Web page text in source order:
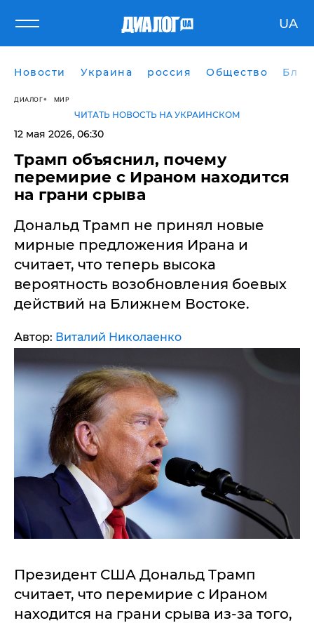
UA
Новости Украина россия Общество
ДИАЛОГ МИР
ЧИТАТЬ НОВОСТЬ НА УКРАИНСКОМ
12 мая 2026, 06:30
Трамп объяснил, почему
перемирие с Ираном находится
на грани срыва
Дональд Трамп не принял новые
мирные предложения Ирана и
считает, что теперь высока
вероятность возобновления боевых
действий на Ближнем Востоке.
Автор: Виталий Николаенко
Президент США Дональд Трамп
считает, что перемирие с Ираном
находится на грани срыва из-за того,